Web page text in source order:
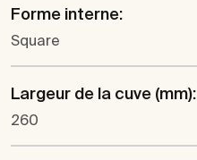
Forme interne:
Square
Largeur de la cuve (mm):
260